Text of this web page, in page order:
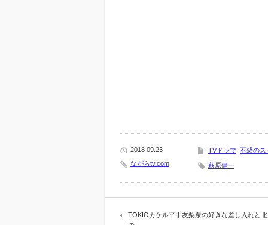
2018 09.23
ながらtv.com
TVドラマ 不惑のス
萩原健一
TOKIOカケル平手友梨奈の好きな差し入れと